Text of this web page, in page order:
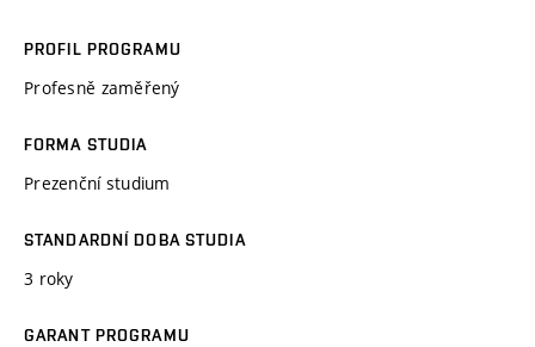
PROFIL PROGRAMU
Profesně zaměřený
FORMA STUDIA
Prezenční studium
STANDARDNÍ DOBA STUDIA
3 roky
GARANT PROGRAMU